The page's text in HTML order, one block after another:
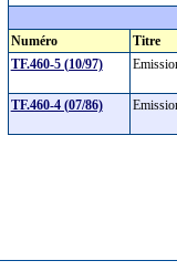
Numéro
Titre
TF.460-5 (10/97)
TF.460-4 (07/86)